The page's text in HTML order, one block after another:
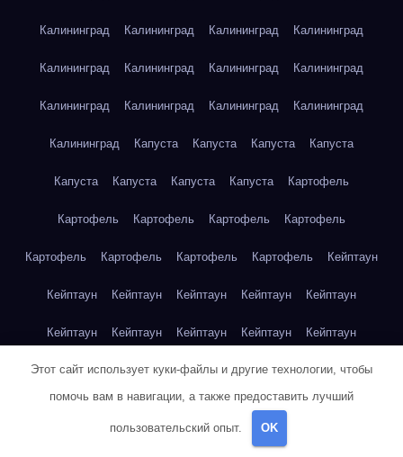
Калининград Калининград Калининград Калининград
Калининград Калининград Калининград Калининград
Калининград Калининград Калининград Калининград
Калининград Капуста Капуста Капуста Капуста
Капуста Капуста Капуста Капуста Картофель
Картофель Картофель Картофель Картофель
Картофель Картофель Картофель Картофель Кейптаун
Кейптаун Кейптаун Кейптаун Кейптаун Кейптаун
Кейптаун Кейптаун Кейптаун Кейптаун Кейптаун
Кейптаун Кейптаун Кейптаун Кейптаун Кейптаун
Кейптаун
Клубника
Этот сайт использует куки-файлы и другие технологии, чтобы
помочь вам в навигации, а также предоставить лучший
пользовательский опыт. OK